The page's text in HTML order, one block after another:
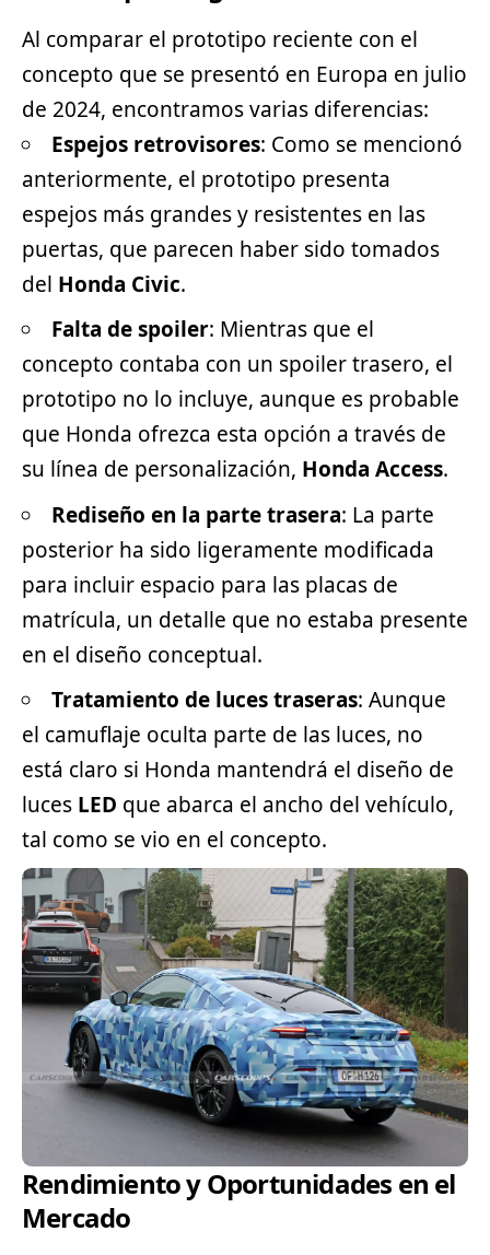
Al comparar el prototipo reciente con el
concepto que se presentó en Europa en julio
de 2024, encontramos varias diferencias:
Espejos retrovisores: Como se mencionó
anteriormente, el prototipo presenta
espejos más grandes y resistentes en las
puertas, que parecen haber sido tomados
del Honda Civic.
Falta de spoiler: Mientras que el
concepto contaba con un spoiler trasero, el
prototipo no lo incluye, aunque es probable
que Honda ofrezca esta opción a través de
su línea de personalización, Honda Access.
Rediseño en la parte trasera: La parte
posterior ha sido ligeramente modificada
para incluir espacio para las placas de
matrícula, un detalle que no estaba presente
en el diseño conceptual.
Tratamiento de luces traseras: Aunque
el camuflaje oculta parte de las luces, no
está claro si Honda mantendrá el diseño de
luces LED que abarca el ancho del vehículo,
tal como se vio en el concepto.
Rendimiento y Oportunidades en el
Mercado